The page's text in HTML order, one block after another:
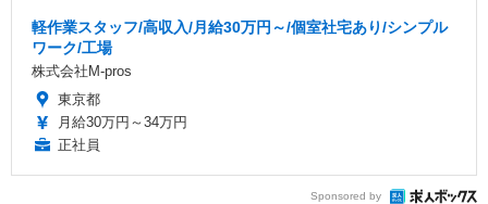
軽作業スタッフ/高収入/月給30万円～/個室社宅あり/シンプル
ワーク/工場
株式会社M-pros
東京都
月給30万円～34万円
正社員
Sponsored by